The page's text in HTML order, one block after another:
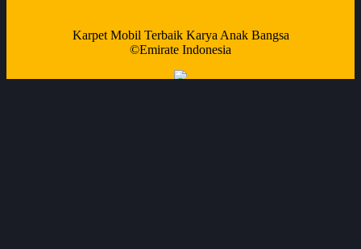
Karpet Mobil Terbaik Karya Anak Bangsa
©Emirate Indonesia